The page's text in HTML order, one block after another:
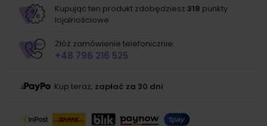
Kupując ten produkt zdobędziesz 318 punkty
lojalnościowe
Złóż zamówienie telefonicznie:
+48 796 216 525
Kup teraz, zapłać za 30 dni